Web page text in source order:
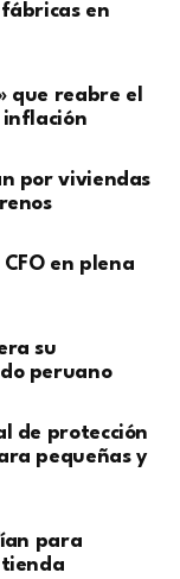
en
que reabre el
inflación
por viviendas
en plena
su
peruano
de protección
pequeñas y
para